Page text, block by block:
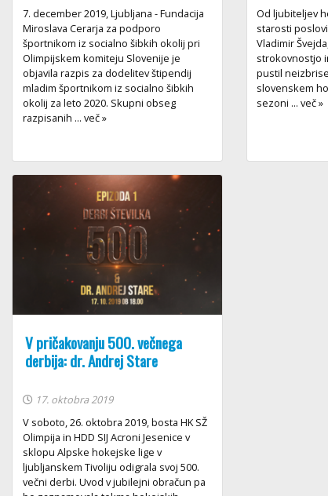
7. december 2019, Ljubljana - Fundacija
Miroslava Cerarja za podporo
športnikom iz socialno šibkih okolij pri
Olimpijskem komiteju Slovenije je
objavila razpis za dodelitev štipendij
mladim športnikom iz socialno šibkih
okolij za leto 2020. Skupni obseg
razpisanih ... več »
Od ljubiteljev
starosti
Vladimir
strokovnostjo
pustil
slovenskem
sezoni ... več »
V pričakovanju 500. večnega
derbija: dr. Andrej Stare
17. oktobra 2019
V soboto, 26. oktobra 2019, bosta HK SŽ
Olimpija in HDD SIJ Acroni Jesenice v
sklopu Alpske hokejske lige v
ljubljanskem Tivoliju odigrala svoj 500.
večni derbi. Uvod v jubilejni obračun pa